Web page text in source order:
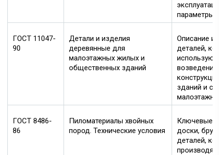
параметры.
ГОСТ 11047-
90
Детали и изделия
деревянные для
малоэтажных жилых и
общественных зданий
Описание и
деталей,
зданий и
ГОСТ 8486-
86
Пиломатериалы хвойных
пород. Технические условия
Ключевые
доски,
деталей,